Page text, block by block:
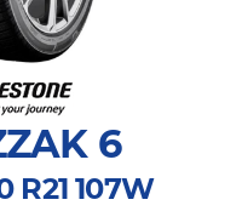
6
R21 107W